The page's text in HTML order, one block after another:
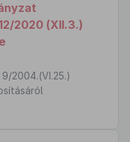
2020 (XII.3.)
2004.(VI.25.)